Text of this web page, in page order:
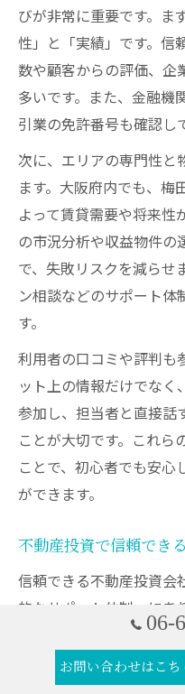
びが非常に重要です。ま
性」と「実績」です。信
数や顧客からの評価、企
多いです。また、金融機
引業の免許番号も確認し
次に、エリアの専門性と
ます。大阪府内でも、梅
よって賃貸需要や将来性
の市況分析や収益物件の
で、失敗リスクを減らせ
ン相談などのサポート
す。
利用者の口コミや評判も
ット上の情報だけでな
参加し、担当者と直接話
ことが大切です。これら
ことで、初心者でも安心
ができます。
不動産投資で信頼でき
信頼できる不動産投資会
的なサポート体制」にあ
かりやすく開示し、メ
している会社は安心感が
や管理に関する相談に
06-
お問い合わせはこち